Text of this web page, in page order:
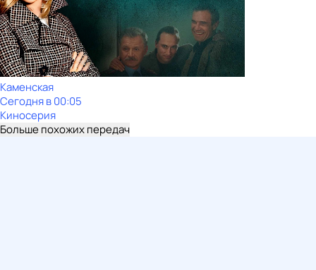
Каменская
Сегодня в 00:05
Киносерия
Больше похожих передач